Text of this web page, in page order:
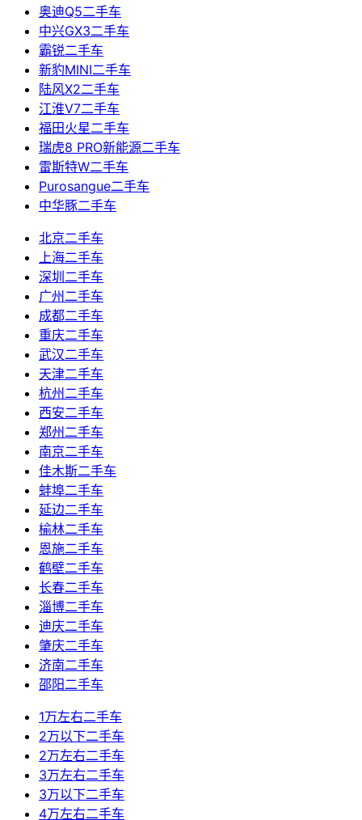
奥迪Q5二手车
中兴GX3二手车
霸锐二手车
新豹MINI二手车
陆风X2二手车
江淮V7二手车
福田火星二手车
瑞虎8 PRO新能源二手车
雷斯特W二手车
Purosangue二手车
中华豚二手车
北京二手车
上海二手车
深圳二手车
广州二手车
成都二手车
重庆二手车
武汉二手车
天津二手车
杭州二手车
西安二手车
郑州二手车
南京二手车
佳木斯二手车
蚌埠二手车
延边二手车
榆林二手车
恩施二手车
鹤壁二手车
长春二手车
淄博二手车
迪庆二手车
肇庆二手车
济南二手车
邵阳二手车
1万左右二手车
2万以下二手车
2万左右二手车
3万左右二手车
3万以下二手车
4万左右二手车